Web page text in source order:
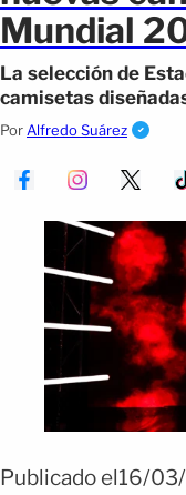
Mundial
La selección de
camisetas
en marzo en
Por Alfredo Suárez
Publicado el16/